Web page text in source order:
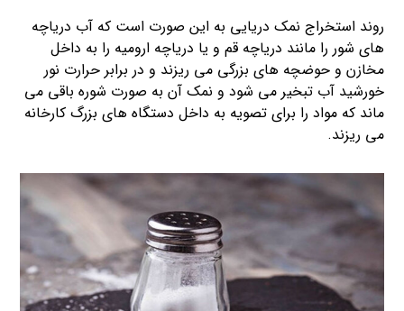
روند استخراج نمک دریایی به این صورت است که آب دریاچه
های شور را مانند دریاچه قم و یا دریاچه ارومیه را به داخل
مخازن و حوضچه های بزرگی می ریزند و در برابر حرارت نور
خورشید آب تبخیر می شود و نمک آن به صورت شوره باقی می
ماند که مواد را برای تصویه به داخل دستگاه های بزرگ کارخانه
می ریزند.